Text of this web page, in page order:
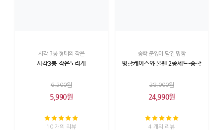
사각 3봉 형태의 작은
사각3봉-작은노리개
6,500원
5,990원
10 개의 리뷰
송학 문양이 담긴 명함
명함케이스와 볼펜 2종세트–송학
28,000원
24,990원
4 개의 리뷰